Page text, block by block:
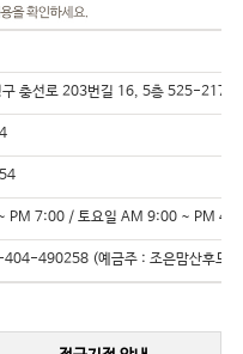
구 충선로 203번길 16, 5층 525-217호
PM 7:00 / 토요일 AM 9:00 ~ PM
490258 (예금주 : 조은맘산후도우